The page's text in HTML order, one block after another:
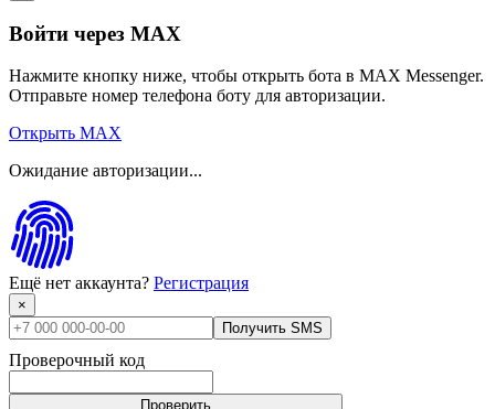
Войти через MAX
Нажмите кнопку ниже, чтобы открыть бота в MAX Messenger.
Отправьте номер телефона боту для авторизации.
Открыть MAX
Ожидание авторизации...
Ещё нет аккаунта? Регистрация
×
Получить SMS
Проверочный код
Проверить